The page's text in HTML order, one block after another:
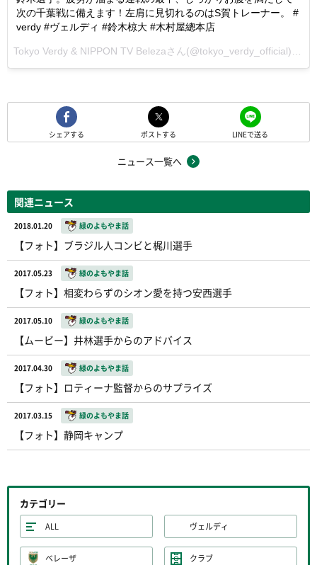
次の千葉戦に備えます！左肩に見切れるのはS賀トレーナー。 #
verdy #ヴェルディ #鈴木椋大 #木村屋總本店
シェアする ポストする LINEで送る
ニュース一覧へ
関連ニュース
2018.01.20 緑のよもやま話
【フォト】ブラジル人コンビと梶川選手
2017.05.23 緑のよもやま話
【フォト】相変わらずのシオン愛を持つ安西選手
2017.05.10 緑のよもやま話
【ムービー】井林選手からのアドバイス
2017.04.30 緑のよもやま話
【フォト】ロティーナ監督からのサプライズ
2017.03.15 緑のよもやま話
【フォト】静岡キャンプ
カテゴリー
ALL ヴェルディ
ベレーザ クラブ